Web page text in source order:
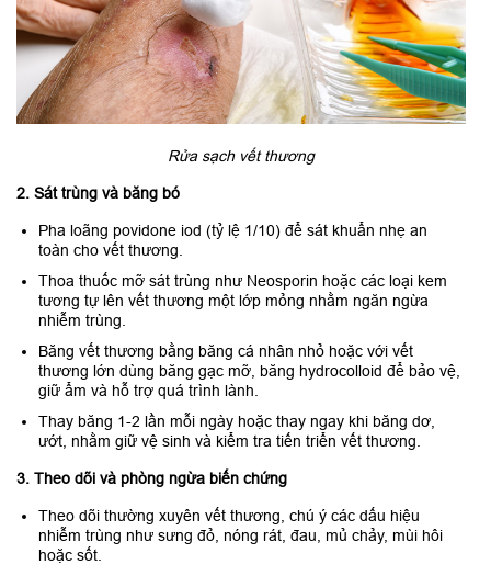
Rửa sạch vết thương
2. Sát trùng và băng bó
Pha loãng povidone iod (tỷ lệ 1/10) để sát khuẩn nhẹ an
toàn cho vết thương.
Thoa thuốc mỡ sát trùng như Neosporin hoặc các loại kem
tương tự lên vết thương một lớp mỏng nhằm ngăn ngừa
nhiễm trùng.
Băng vết thương bằng băng cá nhân nhỏ hoặc với vết
thương lớn dùng băng gạc mỡ, băng hydrocolloid để bảo vệ,
giữ ẩm và hỗ trợ quá trình lành.
Thay băng 1-2 lần mỗi ngày hoặc thay ngay khi băng dơ,
ướt, nhằm giữ vệ sinh và kiểm tra tiến triển vết thương.
3. Theo dõi và phòng ngừa biến chứng
Theo dõi thường xuyên vết thương, chú ý các dấu hiệu
nhiễm trùng như sưng đỏ, nóng rát, đau, mủ chảy, mùi hôi
hoặc sốt.